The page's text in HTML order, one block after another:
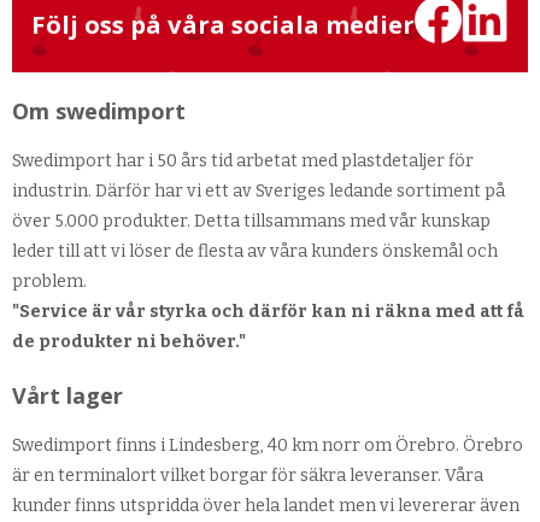
Följ oss på våra sociala medier
Om swedimport
Swedimport har i 50 års tid arbetat med plastdetaljer för
industrin. Därför har vi ett av Sveriges ledande sortiment på
över 5.000 produkter. Detta tillsammans med vår kunskap
leder till att vi löser de flesta av våra kunders önskemål och
problem.
"Service är vår styrka och därför kan ni räkna med att få
de produkter ni behöver."
Vårt lager
Swedimport finns i Lindesberg, 40 km norr om Örebro. Örebro
är en terminalort vilket borgar för säkra leveranser. Våra
kunder finns utspridda över hela landet men vi levererar även